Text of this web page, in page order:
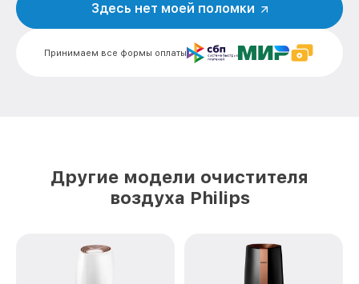
Принимаем все формы оплаты
Здесь нет моей поломки
Другие модели очистителя
воздуха Philips